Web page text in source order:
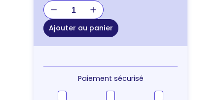
quantité
de
JOUET
FUN
BOARD
XXL
Ajouter au panier
Paiement sécurisé